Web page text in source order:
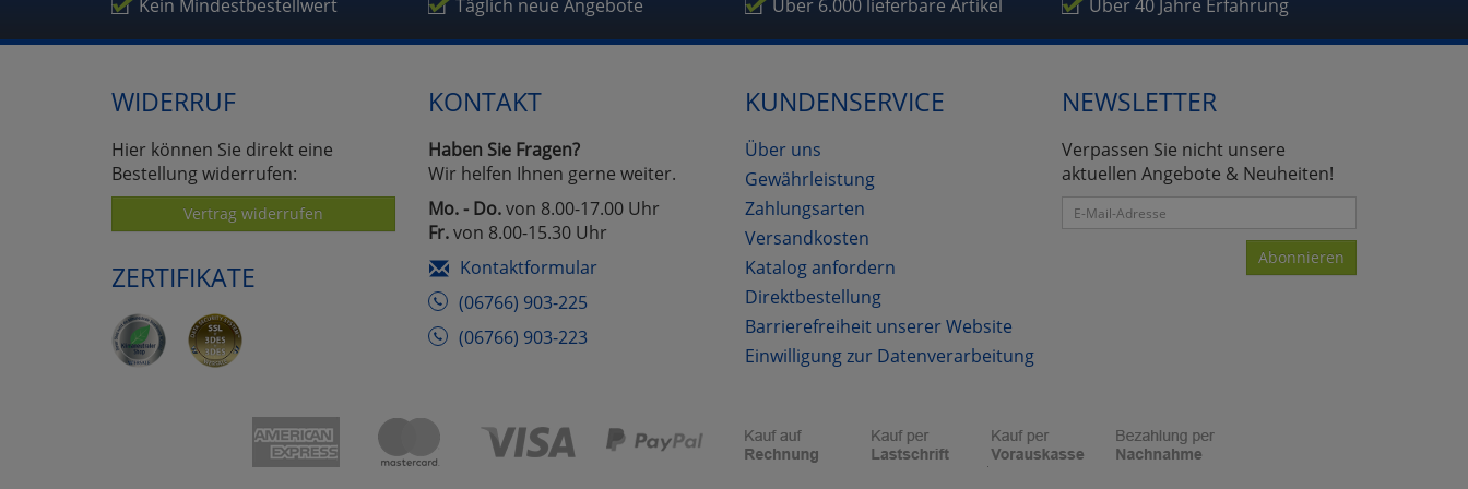
Kein Mindestbestellwert Täglich neue Angebote Über 6.000 lieferbare Artikel Über 40 Jahre Erfahrung
WIDERRUF
Hier können Sie direkt eine
Bestellung widerrufen:
Vertrag widerrufen
ZERTIFIKATE
KONTAKT
Haben Sie Fragen?
Wir helfen Ihnen gerne weiter.
Mo. - Do.von 8.00-17.00 Uhr
Fr.von 8.00-15.30 Uhr
Kontaktformular
(06766) 903-225
(06766) 903-223
KUNDENSERVICE
Über uns
Gewährleistung
Zahlungsarten
Versandkosten
Katalog anfordern
Direktbestellung
Barrierefreiheit unserer Website
Einwilligung zur Datenverarbeitung
NEWSLETTER
Verpassen Sie nicht unsere
aktuellen Angebote & Neuheiten!
Abonnieren